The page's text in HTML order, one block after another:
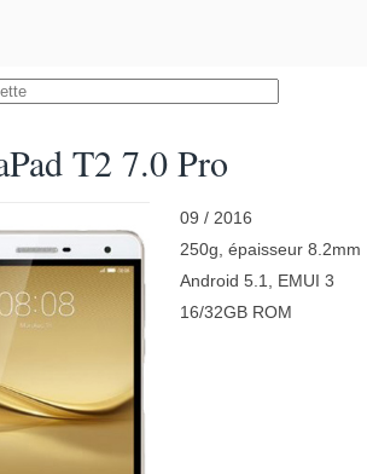
T2 7.0 Pro
09 / 2016
250g, épaisseur 8.2mm
Android 5.1, EMUI 3
16/32GB ROM